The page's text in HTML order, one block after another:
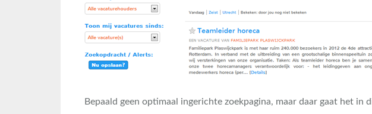
Bepaald geen optimaal ingerichte zoekpagina, maar daar gaat het in